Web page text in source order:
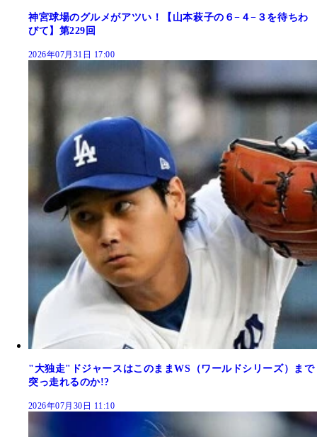
神宮球場のグルメがアツい！【山本萩子の６−４−３を待ちわ
びて】第229回
2026年07月31日 17:00
"大独走"ドジャースはこのままWS（ワールドシリーズ）まで
突っ走れるのか!?
2026年07月30日 11:10